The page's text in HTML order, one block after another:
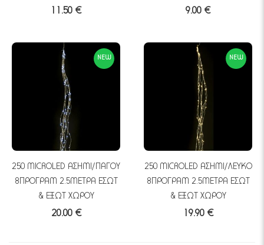
11.50 € 9.00 €
NEW
250 MICROLED ΑΣΗΜΙ/ΠΑΓΟΥ
8ΠΡΟΓΡΑΜ 2.5ΜΕΤΡΑ ΕΣΩΤ
& ΕΞΩΤ ΧΩΡΟΥ
20.00 €
NEW
250 MICROLED ΑΣΗΜΙ/ΛΕΥΚΟ
8ΠΡΟΓΡΑΜ 2.5ΜΕΤΡΑ ΕΣΩΤ
& ΕΞΩΤ ΧΩΡΟΥ
19.90 €